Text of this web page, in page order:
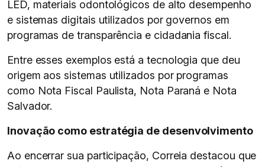
LED, materiais odontológicos de alto desempenho
e sistemas digitais utilizados por governos em
programas de transparência e cidadania fiscal.
Entre esses exemplos está a tecnologia que deu
origem aos sistemas utilizados por programas
como Nota Fiscal Paulista, Nota Paraná e Nota
Salvador.
Inovação como estratégia de desenvolvimento
Ao encerrar sua participação, Correia destacou que